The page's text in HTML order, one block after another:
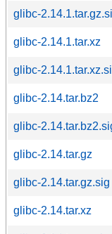
glibc-
glibc-2.14.1.tar.xz
glibc-
glibc-2.14.tar.bz2
glibc-
glibc-2.14.tar.gz
glibc-2.14.tar.gz.sig
glibc-2.14.tar.xz